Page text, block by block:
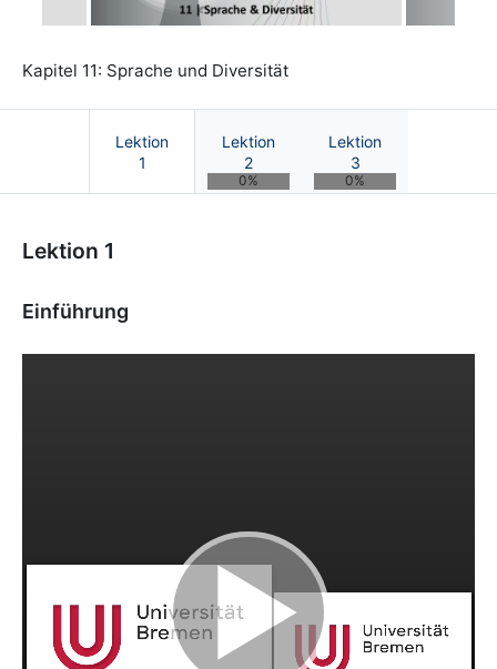
Kapitel 11: Sprache und Diversität
Lektion
1
Lektion
2
0%
Lektion
3
0%
Lektion 1
Einführung